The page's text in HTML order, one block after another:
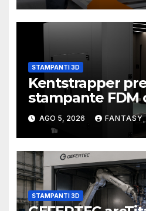
STAMPANTI 3D
Kentstrapper
stampante FDM
di stampa da un
AGO 5, 2026 FANTASY
STAMPANTI 3D